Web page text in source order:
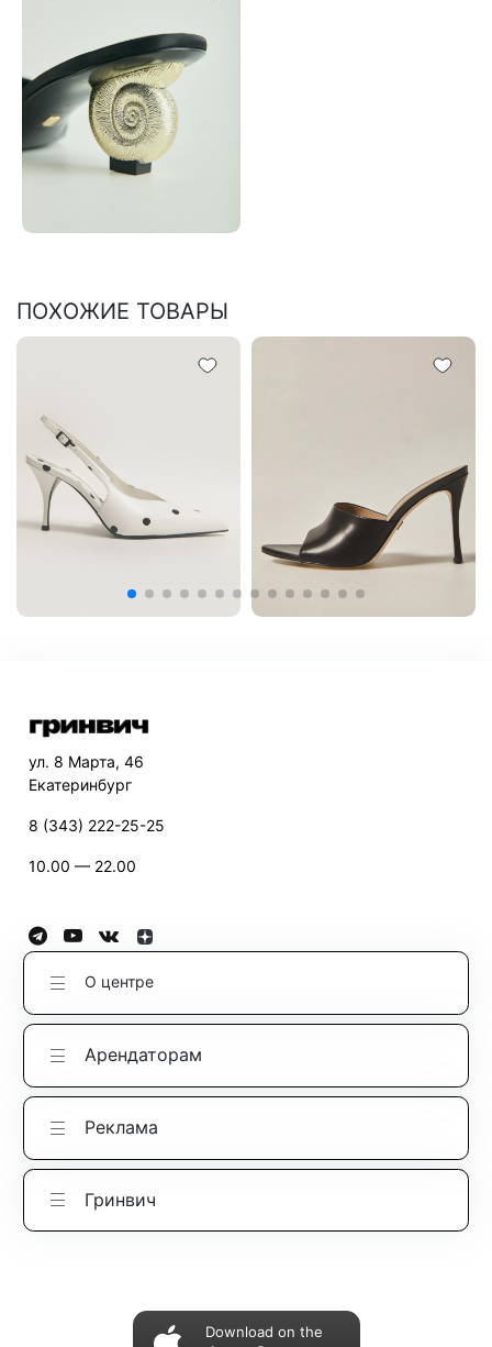
ПОХОЖИЕ ТОВАРЫ
ул. 8 Марта, 46
Екатеринбург
8 (343) 222-25-25
10.00 — 22.00
О центре
Арендаторам
Реклама
Гринвич
Download on the